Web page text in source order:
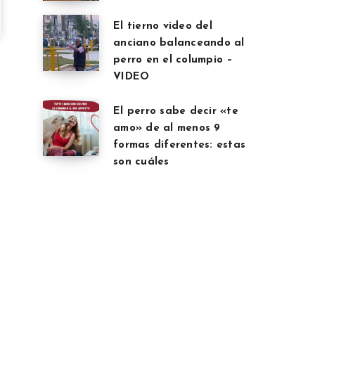
El tierno video del
anciano balanceando al
perro en el columpio –
VIDEO
El perro sabe decir «te
amo» de al menos 9
formas diferentes: estas
son cuáles